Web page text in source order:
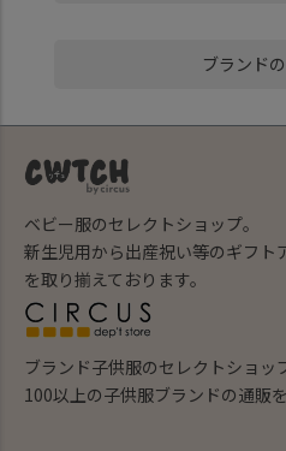
ブランド
ベビー服のセレクトショップ。
新生児用から出産祝い等のギフト
を取り揃えております。
ブランド子供服のセレクトショッ
100以上の子供服ブランドの通販を